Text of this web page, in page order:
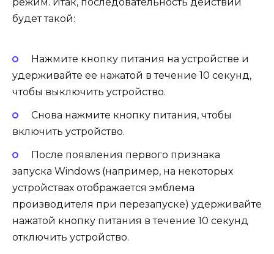
режим. Итак, последовательность действий
будет такой:
Нажмите кнопку питания на устройстве и
удерживайте ее нажатой в течение 10 секунд,
чтобы выключить устройство.
Снова нажмите кнопку питания, чтобы
включить устройство.
После появления первого признака
запуска Windows (например, на некоторых
устройствах отображается эмблема
производителя при перезапуске) удерживайте
нажатой кнопку питания в течение 10 секунд
отключить устройство.